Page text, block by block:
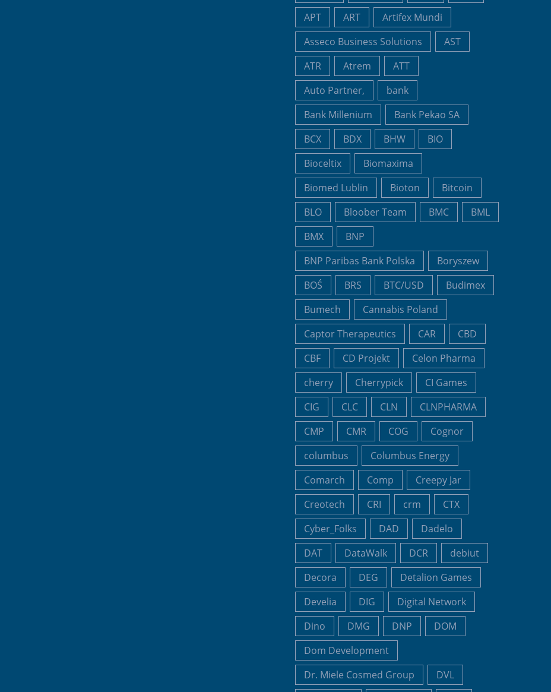
APT
ART
Artifex Mundi
Asseco Business Solutions
AST
ATR
Atrem
ATT
Auto Partner,
bank
Bank Millenium
Bank Pekao SA
BCX
BDX BHW
BIO
Bioceltix
Biomaxima
Biomed Lublin
Bioton
Bitcoin
BLO
Bloober Team BMC
BML
BMX
BNP
BNP Paribas Bank Polska
Boryszew
BOŚ
BRS BTC/USD
Budimex
Bumech
Cannabis Poland
Captor Therapeutics
CAR
CBD
CBF
CD Projekt
Celon Pharma
cherry
Cherrypick
CI Games
CIG
CLC CLN
CLNPHARMA
CMP
CMR COG
Cognor
columbus
Columbus Energy
Comarch
Comp
Creepy Jar
Creotech
CRI crm
CTX
Cyber_Folks
DAD
Dadelo
DAT
DataWalk DCR
debiut
Decora
DEG
Detalion Games
Develia
DIG
Digital Network
Dino
DMG DNP
DOM
Dom Development
Dr. Miele Cosmed Group
DVL